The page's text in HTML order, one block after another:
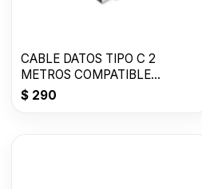
CABLE DATOS TIPO C 2
METROS COMPATIBLE
BLANCO JK
$ 290